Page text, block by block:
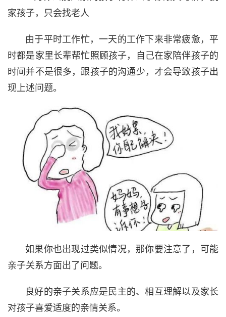
家孩子，只会找老人
由于平时工作忙，一天的工作下来非常疲惫，平
时都是家里长辈帮忙照顾孩子，自己在家陪伴孩子的
时间并不是很多，跟孩子的沟通少，才会导致孩子出
现上述问题。
如果你也出现过类似情况，那你要注意了，可能
亲子关系方面出了问题。
良好的亲子关系应是民主的、相互理解以及家长
对孩子喜爱适度的亲情关系。